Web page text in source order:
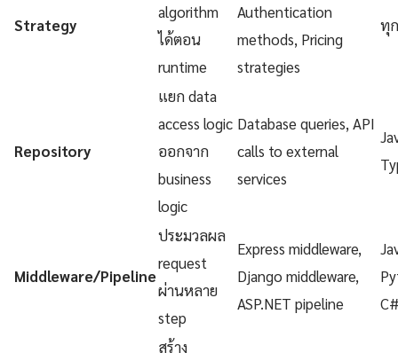
Strategy
algorithm
ได้ตอน
runtime
Authentication
methods, Pricing
strategies
ทุ
Repository
แยก data
access logic
ออกจาก
business
logic
Database queries, API
calls to external
services
Middleware/Pipeline
ประมวลผล
request
ผ่านหลาย
step
Express middleware,
Django middleware,
ASP.NET pipeline
สร้าง